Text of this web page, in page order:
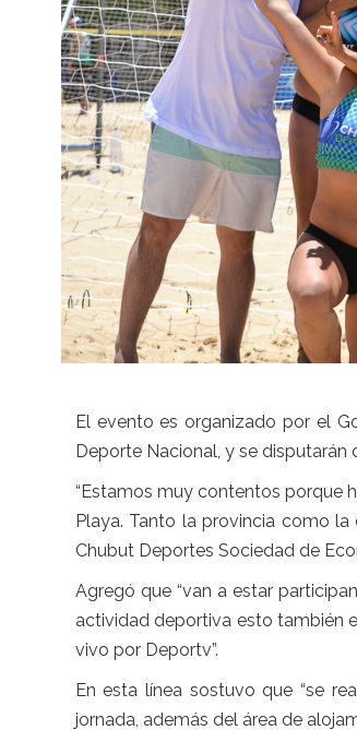
El evento es organizado por el
Deporte Nacional, y se
“Estamos muy contentos porque
Playa. Tanto la provincia como la
Chubut Deportes Sociedad de
Agregó que “van a estar
actividad deportiva esto también
vivo por Deportv”.
En esta línea sostuvo que “se
jornada, además del área de